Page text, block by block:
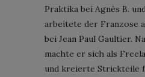
Praktika bei Agnès B.
arbeitete der Franzose
bei Jean Paul Gaultier.
machte er sich als
und kreierte Strickteile